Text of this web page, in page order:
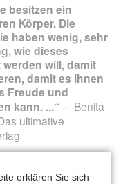
besitzen ein
Körper. Die
haben wenig, sehr
wie dieses
will, damit
damit es Ihnen
Freude und
kann. ...“
Benita
ultimative
erklären Sie sich